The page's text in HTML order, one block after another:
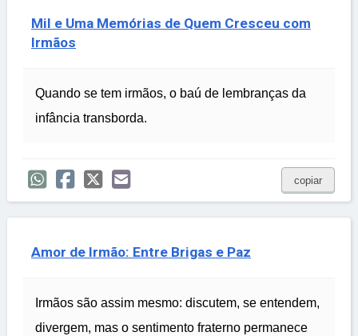
Mil e Uma Memórias de Quem Cresceu com
Irmãos
Quando se tem irmãos, o baú de lembranças da
infância transborda.
copiar
Amor de Irmão: Entre Brigas e Paz
Irmãos são assim mesmo: discutem, se entendem,
divergem, mas o sentimento fraterno permanece